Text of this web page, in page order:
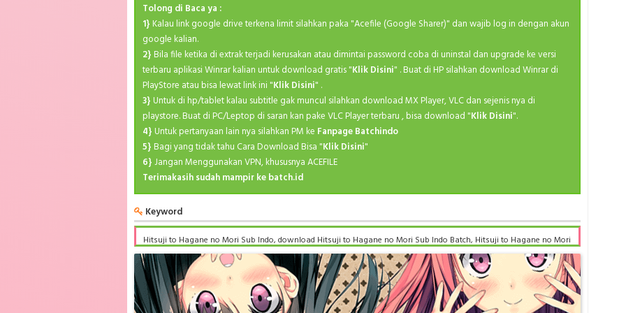
Tolong di Baca ya :
1} Kalau link google drive terkena limit silahkan paka "Acefile (Google Sharer)" dan wajib log in dengan akun
google kalian.
2} Bila file ketika di extrak terjadi kerusakan atau dimintai password coba di uninstal dan upgrade ke versi
terbaru aplikasi Winrar kalian untuk download gratis "Klik Disini" . Buat di HP silahkan download Winrar di
PlayStore atau bisa lewat link ini "Klik Disini" .
3} Untuk di hp/tablet kalau subtitle gak muncul silahkan download MX Player, VLC dan sejenis nya di
playstore. Buat di PC/Leptop di saran kan pake VLC Player terbaru , bisa download "Klik Disini".
4} Untuk pertanyaan lain nya silahkan PM ke Fanpage Batchindo
5} Bagi yang tidak tahu Cara Download Bisa "Klik Disini"
6}Jangan Menggunakan VPN, khususnya ACEFILE
Terimakasih sudah mampir ke batch.id
Keyword
Hitsuji to Hagane no Mori Sub Indo, download Hitsuji to Hagane no Mori Sub Indo Batch, Hitsuji to Hagane no Mori
BD Subtitle Indonesia komplit, download Hitsuji to Hagane no Mori Sub indo batch google drive, Hitsuji to Hagane
no Mori batch subtitle indonesia, Hitsuji to Hagane no Mori mp4 batch, Hitsuji to Hagane no Mori Sub Indo x265,
Hitsuji to Hagane no Mori Batch Subtitle Indonesia bd, Hitsuji to Hagane no Mori Batch Subtitle Indonesia
kurogaze, Hitsuji to Hagane no Mori Batch Subtitle Indonesia anibatch, Hitsuji to Hagane no Mori Batch Subtitle
Indonesia animeindo, Hitsuji to Hagane no Mori Batch Subtitle Indonesia samehadaku , donwload anime Hitsuji to
Hagane no Mori Batch Subtitle Indonesia batch , donwload Hitsuji to Hagane no Mori Batch Subtitle Indonesia sub